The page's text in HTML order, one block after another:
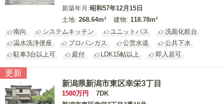
新築年月:昭和57年12月15日
土地: 268.64m² 建物: 118.78m²
南向
システムキッチン ユニットバス
洗面化粧台
温水洗浄便座
プロパンガス 公営水道
公共下水
駐車3台以上可
庭付 LDK15帖以上 即入居可
更新
新潟県新潟市東区幸栄3丁目
1580万円
7DK